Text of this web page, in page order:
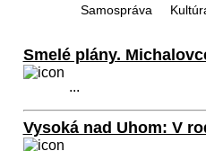
Samospráva
Smelé plány.
...
Vysoká nad Uhom: V